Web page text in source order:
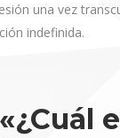
una vez
indefinida.